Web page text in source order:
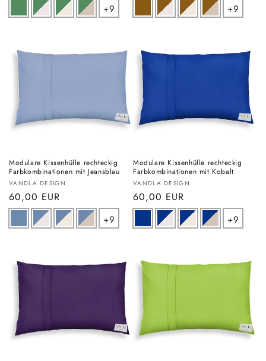
+9 +9
Modulare Kissenhülle rechteckig
Farbkombinationen mit Jeansblau
Anbieter:
VANDLA DESIGN
Normaler
Preis
60,00 EUR
+9
Modulare Kissenhülle rechteckig
Farbkombinationen mit Kobalt
Anbieter:
VANDLA DESIGN
Normaler
Preis
60,00 EUR
+9